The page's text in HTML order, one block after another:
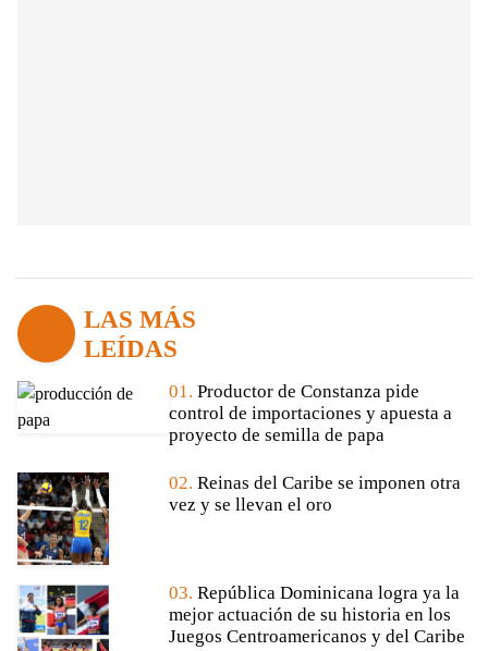
LAS MÁS
LEÍDAS
01. Productor de Constanza pide
control de importaciones y apuesta a
proyecto de semilla de papa
02. Reinas del Caribe se imponen otra
vez y se llevan el oro
03. República Dominicana logra ya la
mejor actuación de su historia en los
Juegos Centroamericanos y del Caribe